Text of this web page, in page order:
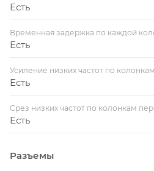
Есть
Временная задержка по каждой
Есть
Усиление низких частот по
Есть
Срез низких частот по колонкам
Есть
Разъемы